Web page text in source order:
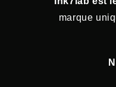
marque